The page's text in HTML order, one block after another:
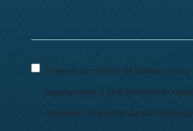
Al enviar su número de teléfono
suscripciones u otra información
momento. Se pueden aplicar tarifas